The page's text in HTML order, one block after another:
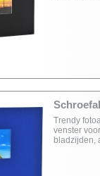
Trendy
venster
bladzijden,